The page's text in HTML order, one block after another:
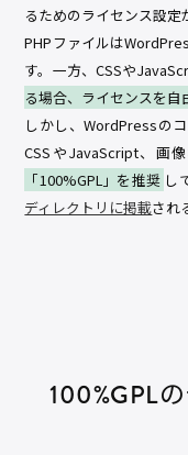
るためのライセンス設定
PHPファイルは
す。一方、CSSや
る場合、ライセンスを自
しかし、WordPressの
CSSやJavaScript、画
「100%GPL」を推奨 し
ディレクトリに掲載され
100%GPL